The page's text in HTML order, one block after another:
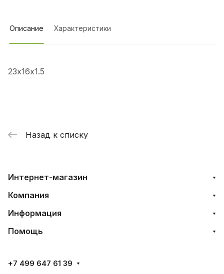
Описание Характеристики
23х16х1.5
Назад к списку
Интернет-магазин
Компания
Информация
Помощь
+7 499 647 61 39